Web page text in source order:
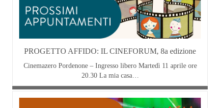
PROGETTO AFFIDO: IL CINEFORUM, 8a edizione
Cinemazero Pordenone – Ingresso libero Martedì 11 aprile ore
20.30 La mia casa…